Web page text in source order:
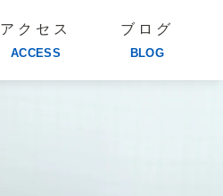
アクセス
ACCESS
ブログ
BLOG